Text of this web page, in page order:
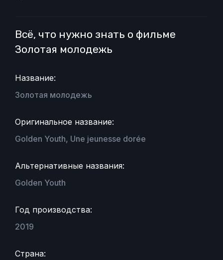
Всё, что нужно знать о фильме
Золотая молодежь
Название:
Золотая молодежь
Оригинальное название:
Golden Youth, Une jeunesse dorée
Альтернативные названия:
Golden Youth
Год производства:
2019
Страна: